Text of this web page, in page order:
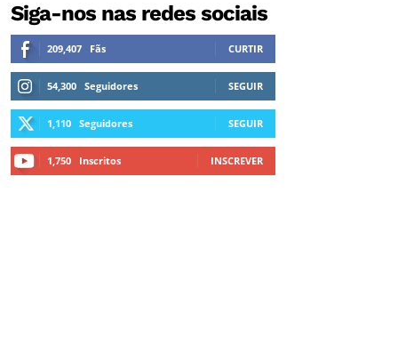
Siga-nos nas redes sociais
209,407 Fãs CURTIR
54,300 Seguidores SEGUIR
1,110 Seguidores SEGUIR
1,750 Inscritos INSCREVER